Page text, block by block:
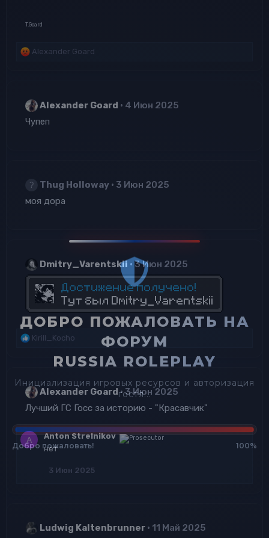
T.Goard
Р
и
:
Alexander Goard
Alexander Goard
4 Июн 2025
Чупеп
Thug Holloway
3 Июн 2025
моя дора
Dmitry_Varentskii 3 Июн 2025
Р
ц
и
:
Kirill_Kocho
Alexander Goard
3 Июн 2025
Лучший ГС Госс за историю - "Красавчик"
A
Anton Strelnikov
нет
3 Июн 2025
Ludwig Kaltenbrunner
11 Май 2025
ДОБРО ПОЖАЛОВАТЬ НА
ФОРУМ
RUSSIA ROLEPLAY
Инициализация игровых ресурсов и авторизация
гостя...
Добро пожаловать! 100%